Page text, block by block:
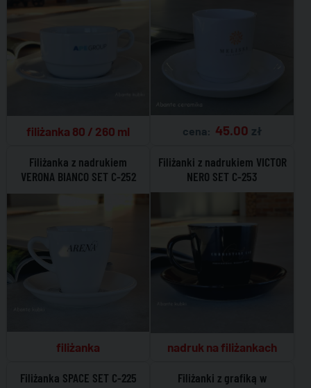
filiżanka 80 / 260 ml cena: 45.00 zł
Filiżanka z nadrukiem
VERONA BIANCO SET C-252
filiżanka
Filiżanki z nadrukiem VICTOR
NERO SET C-253
nadruk na filiżankach
Filiżanka SPACE SET C-225
Filiżanki z grafiką w